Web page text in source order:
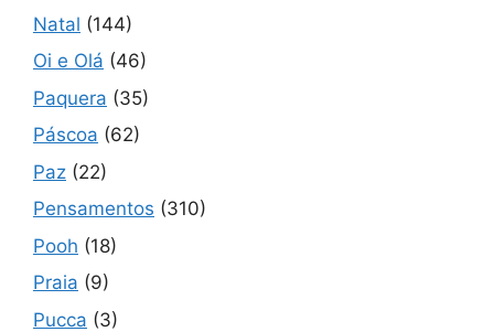
Natal (144)
Oi e Olá (46)
Paquera (35)
Páscoa (62)
Paz (22)
Pensamentos (310)
Pooh (18)
Praia (9)
Pucca (3)